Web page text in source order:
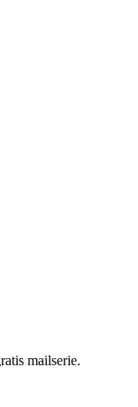
mailserie.